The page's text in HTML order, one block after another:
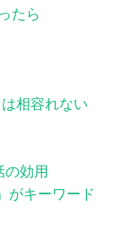
たら
相容れない
効用
がキーワード